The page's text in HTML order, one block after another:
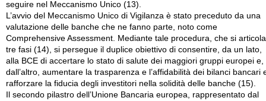
seguire nel Meccanismo Unico (13).
L’avvio del Meccanismo Unico di Vigilanza è stato preceduto da una
valutazione delle banche che ne fanno parte, noto come
Comprehensive Assessment. Mediante tale procedura, che si
tre fasi (14), si persegue il duplice obiettivo di consentire, da un lato,
alla BCE di accertare lo stato di salute dei maggiori gruppi europei e,
dall’altro, aumentare la trasparenza e l’affidabilità dei bilanci bancari
rafforzare la fiducia degli investitori nella solidità delle banche (15).
Il secondo pilastro dell’Unione Bancaria europea, rappresentato dal